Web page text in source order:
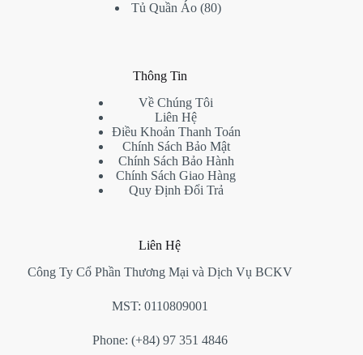
products
Tủ Quần Áo 8080
Thông Tin
Về Chúng Tôi
Liên Hệ
Điều Khoản Thanh Toán
Chính Sách Bảo Mật
Chính Sách Bảo Hành
Chính Sách Giao Hàng
Quy Định Đổi Trả
Liên Hệ
Công Ty Cổ Phần Thương Mại và Dịch Vụ BCKV
MST: 0110809001
Phone: (+84) 97 351 4846